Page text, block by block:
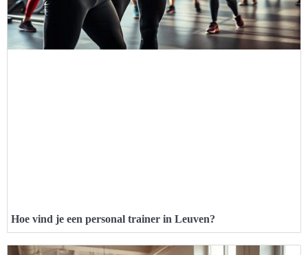
Hoe vind je een personal trainer in Leuven?